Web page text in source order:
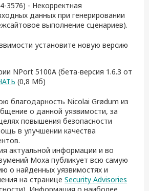
3576) - Некорректная
данных при генерировании
выполнение сценариев).
установите новую версию
NPort 5100A (бета-версия 1.6.3 от
(0,8 Мб)
благодарность Nicolai Grødum из
о данной уязвимости, за
повышения безопасности
в улучшении качества
актуальной информации и во
Moxa публикует всю самую
о найденных уязвимостях и
на странице Security Advisories